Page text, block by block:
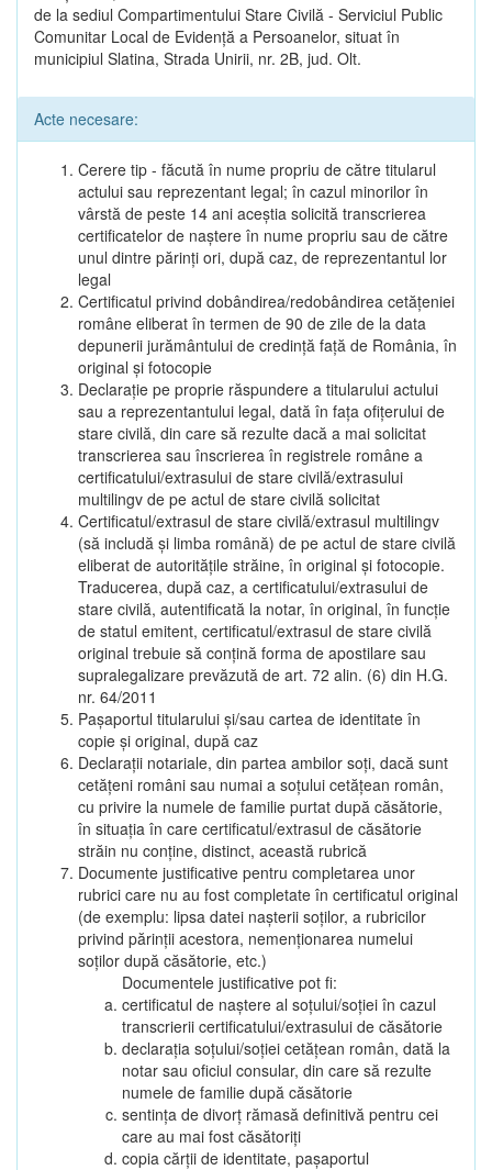
de la sediul Compartimentului Stare Civilă - Serviciul Public
Comunitar Local de Evidență a Persoanelor, situat în
municipiul Slatina, Strada Unirii, nr. 2B, jud. Olt.
Acte necesare:
Cerere tip - făcută în nume propriu de către titularul
actului sau reprezentant legal; în cazul minorilor în
vârstă de peste 14 ani aceștia solicită transcrierea
certificatelor de naștere în nume propriu sau de către
unul dintre părinți ori, după caz, de reprezentantul lor
legal
Certificatul privind dobândirea/redobândirea cetățeniei
române eliberat în termen de 90 de zile de la data
depunerii jurământului de credință față de România, în
original și fotocopie
Declarație pe proprie răspundere a titularului actului
sau a reprezentantului legal, dată în fața ofițerului de
stare civilă, din care să rezulte dacă a mai solicitat
transcrierea sau înscrierea în registrele române a
certificatului/extrasului de stare civilă/extrasului
multilingv de pe actul de stare civilă solicitat
Certificatul/extrasul de stare civilă/extrasul multilingv
(să includă și limba română) de pe actul de stare civilă
eliberat de autoritățile străine, în original și fotocopie.
Traducerea, după caz, a certificatului/extrasului de
stare civilă, autentificată la notar, în original, în funcție
de statul emitent, certificatul/extrasul de stare civilă
original trebuie să conțină forma de apostilare sau
supralegalizare prevăzută de art. 72 alin. (6) din H.G.
nr. 64/2011
Pașaportul titularului și/sau cartea de identitate în
copie și original, după caz
Declarații notariale, din partea ambilor soți, dacă sunt
cetățeni români sau numai a soțului cetățean român,
cu privire la numele de familie purtat după căsătorie,
în situația în care certificatul/extrasul de căsătorie
străin nu conține, distinct, această rubrică
Documente justificative pentru completarea unor
rubrici care nu au fost completate în certificatul original
(de exemplu: lipsa datei nașterii soților, a rubricilor
privind părinții acestora, nemenționarea numelui
soților după căsătorie, etc.)
Documentele justificative pot fi:
certificatul de naștere al soțului/soției în cazul
transcrierii certificatului/extrasului de căsătorie
declarația soțului/soției cetățean român, dată la
notar sau oficiul consular, din care să rezulte
numele de familie după căsătorie
sentința de divorț rămasă definitivă pentru cei
care au mai fost căsătoriți
copia cărții de identitate, pașaportul